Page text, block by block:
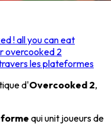
! all you can eat
overcooked 2
les plateformes
d'Overcooked 2,
qui unit joueurs de